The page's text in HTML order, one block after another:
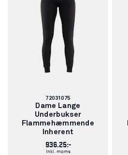
Varenummer:
72031075
Dame Lange
Underbukser
Flammehæmmende
Inherent
936.25:-
Inkl. moms